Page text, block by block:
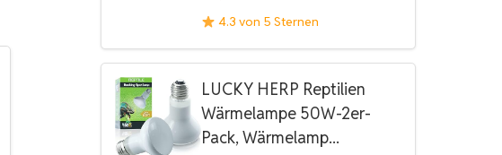
4.3 von 5 Sternen
LUCKY HERP Reptilien
Wärmelampe 50W-2er-
Pack, Wärmelamp...